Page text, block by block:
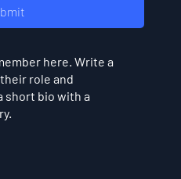
here. Write a
role and
short bio with a